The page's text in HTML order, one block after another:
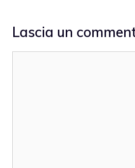
Lascia un